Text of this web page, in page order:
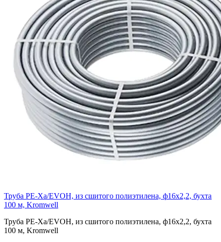
Труба PE-Xa/EVOH, из сшитого полиэтилена, ф16х2,2, бухта
100 м, Kromwell
Труба PE-Xa/EVOH, из сшитого полиэтилена, ф16х2,2, бухта
100 м, Kromwell